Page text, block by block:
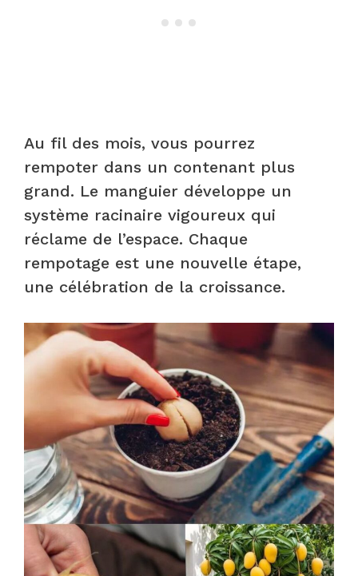
Au fil des mois, vous pourrez
rempoter dans un contenant plus
grand. Le manguier développe un
système racinaire vigoureux qui
réclame de l’espace. Chaque
rempotage est une nouvelle étape,
une célébration de la croissance.